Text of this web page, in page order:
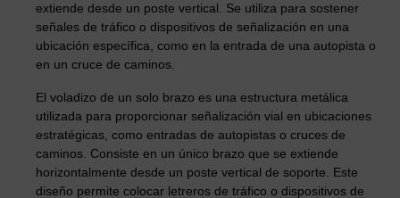
extiende desde un poste vertical. Se utiliza para sostener
señales de tráfico o dispositivos de señalización en una
ubicación específica, como en la entrada de una autopista o
en un cruce de caminos.
El voladizo de un solo brazo es una estructura metálica
utilizada para proporcionar señalización vial en ubicaciones
estratégicas, como entradas de autopistas o cruces de
caminos. Consiste en un único brazo que se extiende
horizontalmente desde un poste vertical de soporte. Este
diseño permite colocar letreros de tráfico o dispositivos de